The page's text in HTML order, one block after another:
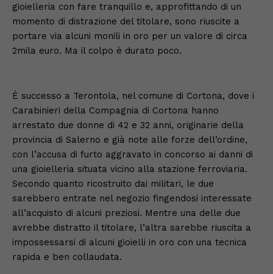
gioielleria con fare tranquillo e, approfittando di un
momento di distrazione del titolare, sono riuscite a
portare via alcuni monili in oro per un valore di circa
2mila euro. Ma il colpo è durato poco.
È successo a Terontola, nel comune di Cortona, dove i
Carabinieri della Compagnia di Cortona hanno
arrestato due donne di 42 e 32 anni, originarie della
provincia di Salerno e già note alle forze dell’ordine,
con l’accusa di furto aggravato in concorso ai danni di
una gioielleria situata vicino alla stazione ferroviaria.
Secondo quanto ricostruito dai militari, le due
sarebbero entrate nel negozio fingendosi interessate
all’acquisto di alcuni preziosi. Mentre una delle due
avrebbe distratto il titolare, l’altra sarebbe riuscita a
impossessarsi di alcuni gioielli in oro con una tecnica
rapida e ben collaudata.